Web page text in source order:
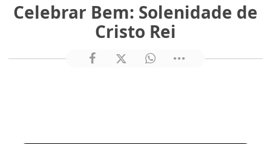
Celebrar Bem: Solenidade de
Cristo Rei